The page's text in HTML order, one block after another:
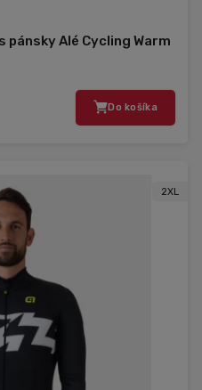
Alé Cycling Warm
Do košíka
2XL